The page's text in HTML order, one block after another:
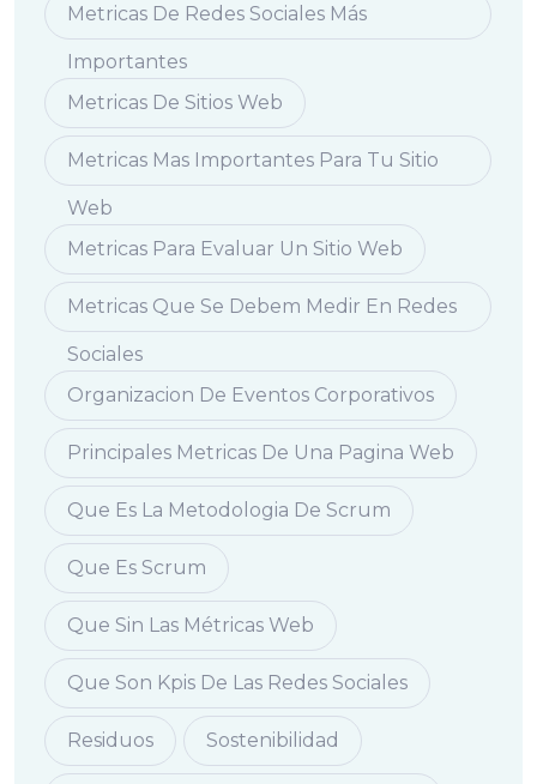
Metricas De Redes Sociales Más
Importantes
Metricas De Sitios Web
Metricas Mas Importantes Para Tu Sitio
Web
Metricas Para Evaluar Un Sitio Web
Metricas Que Se Debem Medir En Redes
Sociales
Organizacion De Eventos Corporativos
Principales Metricas De Una Pagina Web
Que Es La Metodologia De Scrum
Que Es Scrum
Que Sin Las Métricas Web
Que Son Kpis De Las Redes Sociales
Residuos Sostenibilidad